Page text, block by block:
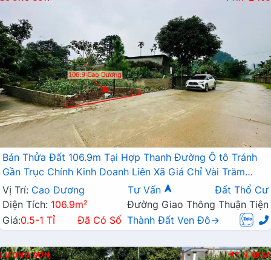
Bán Thửa Đất 106.9m Tại Hợp Thanh Đường Ô tô Tránh
Gần Trục Chính Kinh Doanh Liên Xã Giá Chỉ Vài Trăm
Triệu
Vị Trí: Cao Dương Tư Vấn
Đất Thổ Cư
Diện Tích: 106.9m²
Đường Giao Thông Thuận Tiện
Giá:0.5-1 Tỉ Đã Có Sổ Thành Đất Ven Đô→
LƯƠNG SƠN T.N 34